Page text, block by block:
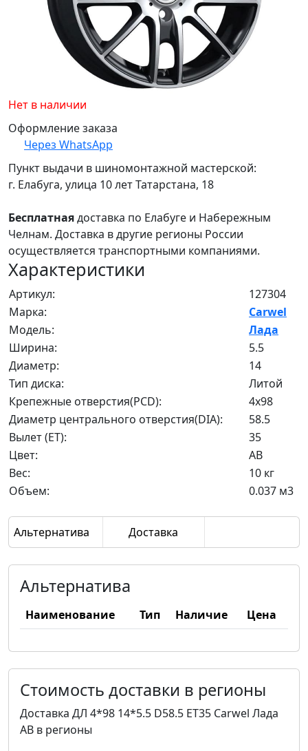
Нет в наличии
Оформление заказа
Через WhatsApp
Пункт выдачи в шиномонтажной мастерской:
г. Елабуга, улица 10 лет Татарстана, 18
Бесплатнаядоставка по Елабуге и Набережным
Челнам. Доставка в другие регионы России
осуществляется транспортными компаниями.
Характеристики
Артикул:
127304
Марка:
Carwel
Модель:
Лада
Ширина:
5.5
Диаметр:
14
Тип диска:
Литой
Крепежные отверстия(PCD):
4x98
Диаметр центрального отверстия(DIA):
58.5
Вылет (ET):
35
Цвет:
AB
Вес:
10 кг
Объем:
0.037 м3
Альтернатива Доставка
Альтернатива
Наименование Тип Наличие Цена
Стоимость доставки в регионы
Доставка ДЛ 4*98 14*5.5 D58.5 ET35 Carwel Лада
AB в регионы